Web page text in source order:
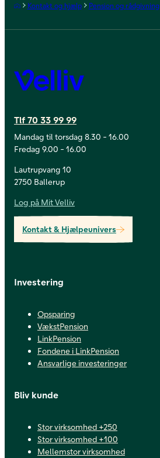
Forside
Kontakt og hjælp Pension og rådgivning
Velliv
Tlf 70 33 99 99
Mandag til torsdag 8.30 - 16.00
Fredag 9.00 - 16.00
Lautrupvang 10
2750 Ballerup
Log på Mit Velliv
Kontakt & Hjælpeunivers
Investering
Opsparing
VækstPension
LinkPension
Fondene i LinkPension
Ansvarlige investeringer
Bliv kunde
Stor virksomhed +250
Stor virksomhed +100
Mellemstor virksomhed